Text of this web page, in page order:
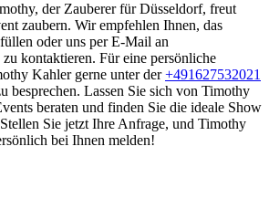
der Zauberer für Düsseldorf, freut
zaubern. Wir empfehlen Ihnen, das
oder uns per E-Mail an
zu kontaktieren. Für eine persönliche
Kahler gerne unter der+491627532021
besprechen. Lassen Sie sich von Timothy
beraten und finden Sie die ideale Show
Sie jetzt Ihre Anfrage, und Timothy
bei Ihnen melden!